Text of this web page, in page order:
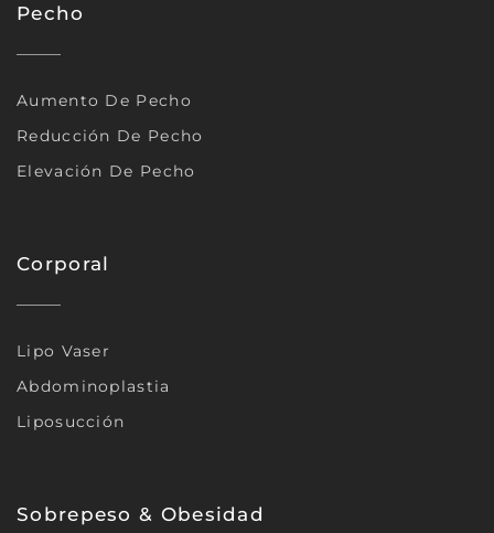
Pecho
Aumento De Pecho
Reducción De Pecho
Elevación De Pecho
Corporal
Lipo Vaser
Abdominoplastia
Liposucción
Sobrepeso & Obesidad